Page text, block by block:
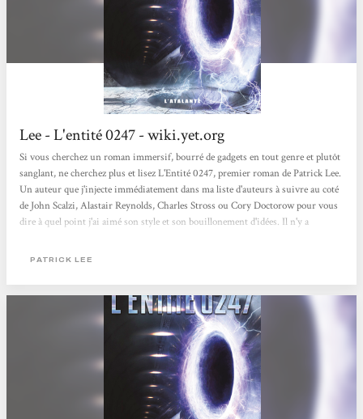
Lee - L'entité 0247 - wiki.yet.org
Si vous cherchez un roman immersif, bourré de gadgets en tout genre et plutôt
sanglant, ne cherchez plus et lisez L'Entité 0247, premier roman de Patrick Lee.
Un auteur que j'injecte immédiatement dans ma liste d'auteurs à suivre au coté
de John Scalzi, Alastair Reynolds, Charles Stross ou Cory Doctorow pour vous
dire à quel point j'ai aimé son style et son bouillonement d'idées. Il n'y a
vous laissera aucun répis, un roman à réaction si j'ose dire, on se demande
PATRICK LEE